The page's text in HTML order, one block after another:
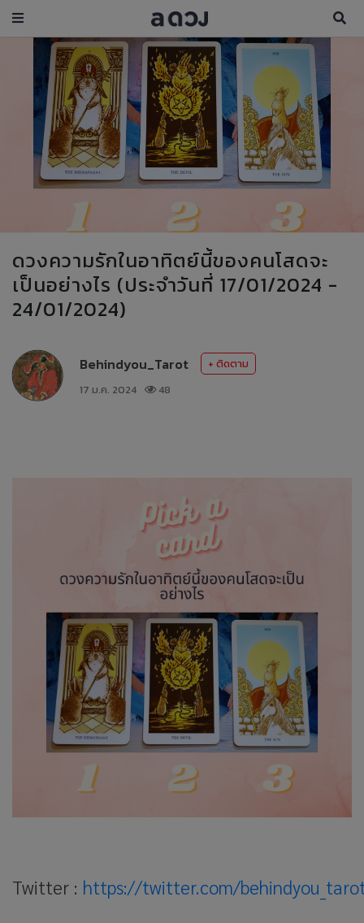
ดวงความรักในอาทิตย์นี้ของคนโสดจะ
เป็นอย่างไร (ประจำวันที่ 17/01/2024 -
24/01/2024)
Behindyou_Tarot
+ ติดตาม
17 ม.ค. 2024
48
Twitter : https://twitter.com/